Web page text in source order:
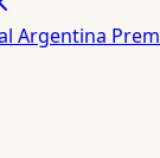
Argentina